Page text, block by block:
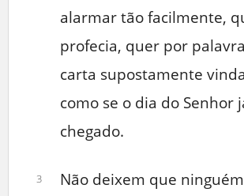
alarmar tão facilmente,
profecia, quer por
carta supostamente
como se o dia do Senhor
chegado.
3
Não deixem que